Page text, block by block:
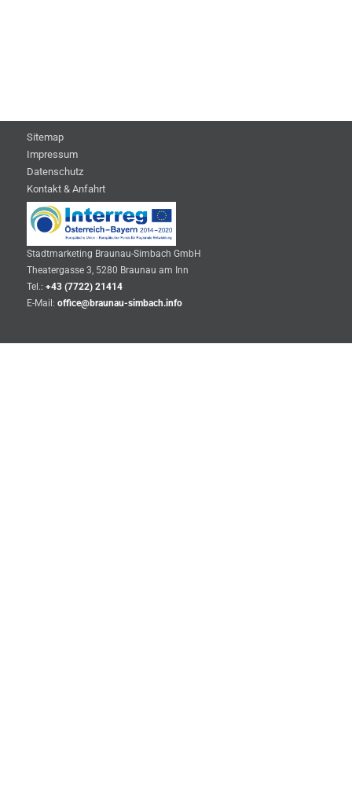
Sitemap
Impressum
Datenschutz
Kontakt & Anfahrt
Stadtmarketing Braunau-Simbach GmbH
Theatergasse 3, 5280 Braunau am Inn
Tel.: +43 (7722) 21414
E-Mail: office@braunau-simbach.info